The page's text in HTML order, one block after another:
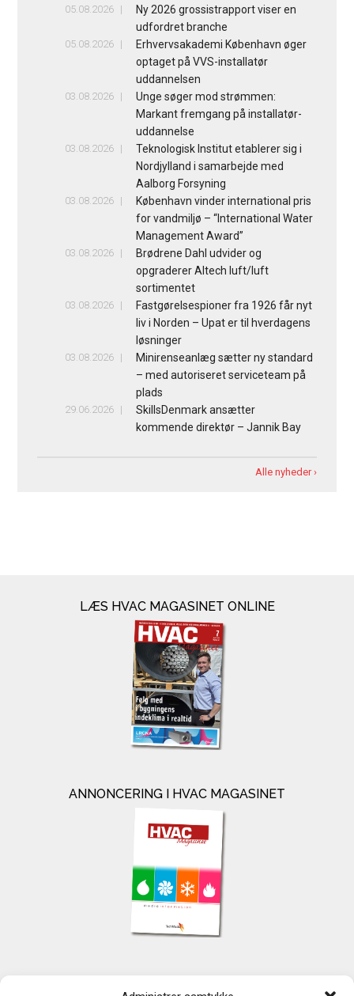
05.08.2026
Ny 2026 grossistrapport viser en
udfordret branche
05.08.2026
Erhvervsakademi København øger
optaget på VVS-installatør
uddannelsen
03.08.2026
Unge søger mod strømmen:
Markant fremgang på installatør-
uddannelse
03.08.2026
Teknologisk Institut etablerer sig i
Nordjylland i samarbejde med
Aalborg Forsyning
03.08.2026
København vinder international pris
for vandmiljø – “International Water
Management Award”
03.08.2026
Brødrene Dahl udvider og
opgraderer Altech luft/luft
sortimentet
03.08.2026
Fastgørelsespioner fra 1926 får nyt
liv i Norden – Upat er til hverdagens
løsninger
03.08.2026
Minirenseanlæg sætter ny standard
– med autoriseret serviceteam på
plads
29.06.2026
SkillsDenmark ansætter
kommende direktør – Jannik Bay
Alle nyheder ›
LÆS HVAC MAGASINET ONLINE
ANNONCERING I HVAC MAGASINET